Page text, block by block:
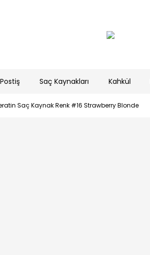
Saç Kaynakları Kahkül
Saç Kaynak Renk #16 Strawberry Blonde